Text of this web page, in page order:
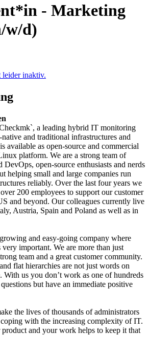
- Marketing
w/d)
leider inaktiv.
a leading hybrid IT monitoring
and traditional infrastructures and
available as open-source and commercial
platform. We are a strong team of
DevOps, open-source enthusiasts and nerds
helping small and large companies run
reliably. Over the last four years we
200 employees to support our customer
and beyond. Our colleagues currently live
Austria, Spain and Poland as well as in
and easy-going company where
important. We are more than just
team and a great customer community.
flat hierarchies are not just words on
With us you don’t work as one of hundreds
but have an immediate positive
the lives of thousands of administrators
with the increasing complexity of IT.
and your work helps to keep it that